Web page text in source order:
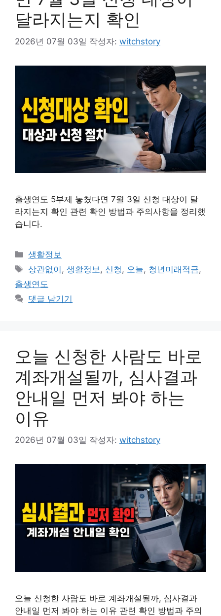
달라지는지 확인
2026년 07월 03일 작성자: witchstory
출생연도 5부제 놓쳤다면 7월 3일 신청 대상이 달
라지는지 확인 관련 확인 방법과 주의사항을 정리했
습니다.
카
테
고
리
생활정보
태
그
상관없이 ,생활정보 , 신청 , 오늘, 청년미래적금,
출생연도
댓글 남기기
오늘 신청한 사람도 바로
계좌개설될까, 심사결과
안내일 먼저 봐야 하는
이유
2026년 07월 03일 작성자: witchstory
오늘 신청한 사람도 바로 계좌개설될까, 심사결과
안내일 먼저 봐야 하는 이유 관련 확인 방법과 주의